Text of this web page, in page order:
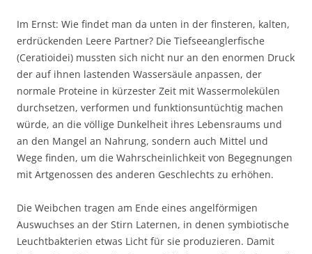
Im Ernst: Wie findet man da unten in der finsteren, kalten,
erdrückenden Leere Partner? Die Tiefseeanglerfische
(Ceratioidei) mussten sich nicht nur an den enormen Druck
der auf ihnen lastenden Wassersäule anpassen, der
normale Proteine in kürzester Zeit mit Wassermolekülen
durchsetzen, verformen und funktionsuntüchtig machen
würde, an die völlige Dunkelheit ihres Lebensraums und
an den Mangel an Nahrung, sondern auch Mittel und
Wege finden, um die Wahrscheinlichkeit von Begegnungen
mit Artgenossen des anderen Geschlechts zu erhöhen.
Die Weibchen tragen am Ende eines angelförmigen
Auswuchses an der Stirn Laternen, in denen symbiotische
Leuchtbakterien etwas Licht für sie produzieren. Damit